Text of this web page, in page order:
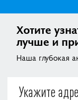
Хотите
лучше и
Наша глубокая